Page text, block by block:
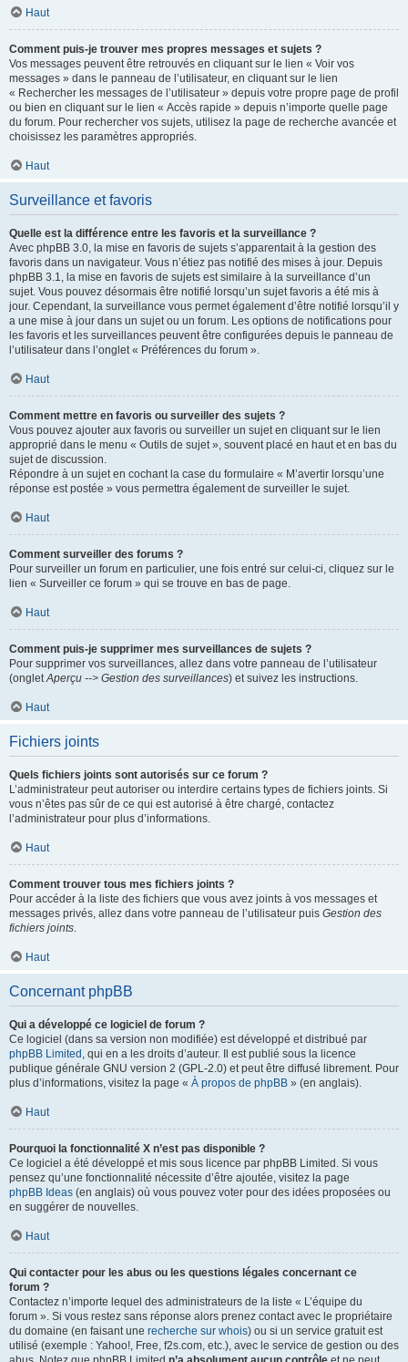
Haut
Comment puis-je trouver mes propres messages et sujets ?
Vos messages peuvent être retrouvés en cliquant sur le lien « Voir vos
messages » dans le panneau de l’utilisateur, en cliquant sur le lien
« Rechercher les messages de l’utilisateur » depuis votre propre page de profil
ou bien en cliquant sur le lien « Accès rapide » depuis n’importe quelle page
du forum. Pour rechercher vos sujets, utilisez la page de recherche avancée et
choisissez les paramètres appropriés.
Haut
Surveillance et favoris
Quelle est la différence entre les favoris et la surveillance ?
Avec phpBB 3.0, la mise en favoris de sujets s’apparentait à la gestion des
favoris dans un navigateur. Vous n’étiez pas notifié des mises à jour. Depuis
phpBB 3.1, la mise en favoris de sujets est similaire à la surveillance d’un
sujet. Vous pouvez désormais être notifié lorsqu’un sujet favoris a été mis à
jour. Cependant, la surveillance vous permet également d’être notifié lorsqu’il y
a une mise à jour dans un sujet ou un forum. Les options de notifications pour
les favoris et les surveillances peuvent être configurées depuis le panneau de
l’utilisateur dans l’onglet « Préférences du forum ».
Haut
Comment mettre en favoris ou surveiller des sujets ?
Vous pouvez ajouter aux favoris ou surveiller un sujet en cliquant sur le lien
approprié dans le menu « Outils de sujet », souvent placé en haut et en bas du
sujet de discussion.
Répondre à un sujet en cochant la case du formulaire « M’avertir lorsqu’une
réponse est postée » vous permettra également de surveiller le sujet.
Haut
Comment surveiller des forums ?
Pour surveiller un forum en particulier, une fois entré sur celui-ci, cliquez sur le
lien « Surveiller ce forum » qui se trouve en bas de page.
Haut
Comment puis-je supprimer mes surveillances de sujets ?
Pour supprimer vos surveillances, allez dans votre panneau de l’utilisateur
(ongletAperçu --> Gestion des surveillances) et suivez les instructions.
Haut
Fichiers joints
Quels fichiers joints sont autorisés sur ce forum ?
L’administrateur peut autoriser ou interdire certains types de fichiers joints. Si
vous n’êtes pas sûr de ce qui est autorisé à être chargé, contactez
l’administrateur pour plus d’informations.
Haut
Comment trouver tous mes fichiers joints ?
Pour accéder à la liste des fichiers que vous avez joints à vos messages et
messages privés, allez dans votre panneau de l’utilisateur puis Gestion des
fichiers joints.
Haut
Concernant phpBB
Qui a développé ce logiciel de forum ?
Ce logiciel (dans sa version non modifiée) est développé et distribué par
phpBB Limited , qui en a les droits d’auteur. Il est publié sous la licence
publique générale GNU version 2 (GPL-2.0) et peut être diffusé librement. Pour
plus d’informations, visitez la page « À propos de phpBB » (en anglais).
Haut
Pourquoi la fonctionnalité X n’est pas disponible ?
Ce logiciel a été développé et mis sous licence par phpBB Limited. Si vous
pensez qu’une fonctionnalité nécessite d’être ajoutée, visitez la page
phpBB Ideas (en anglais) où vous pouvez voter pour des idées proposées ou
en suggérer de nouvelles.
Haut
Qui contacter pour les abus ou les questions légales concernant ce
forum ?
Contactez n’importe lequel des administrateurs de la liste « L’équipe du
forum ». Si vous restez sans réponse alors prenez contact avec le propriétaire
du domaine (en faisant une recherche sur whois) ou si un service gratuit est
utilisé (exemple : Yahoo!, Free, f2s.com, etc.), avec le service de gestion ou des